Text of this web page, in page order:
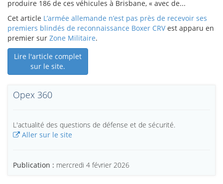
produire 186 de ces véhicules à Brisbane, « avec de...
Cet article L’armée allemande n’est pas près de recevoir ses
premiers blindés de reconnaissance Boxer CRVest apparu en
premier sur Zone Militaire.
Lire l'article complet
sur le site.
Opex 360
L'actualité des questions de défense et de sécurité.
Aller sur le site
Publication : mercredi 4 février 2026